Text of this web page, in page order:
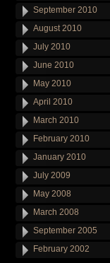
September 2010
August 2010
July 2010
June 2010
May 2010
April 2010
March 2010
February 2010
January 2010
July 2009
May 2008
March 2008
September 2005
February 2002